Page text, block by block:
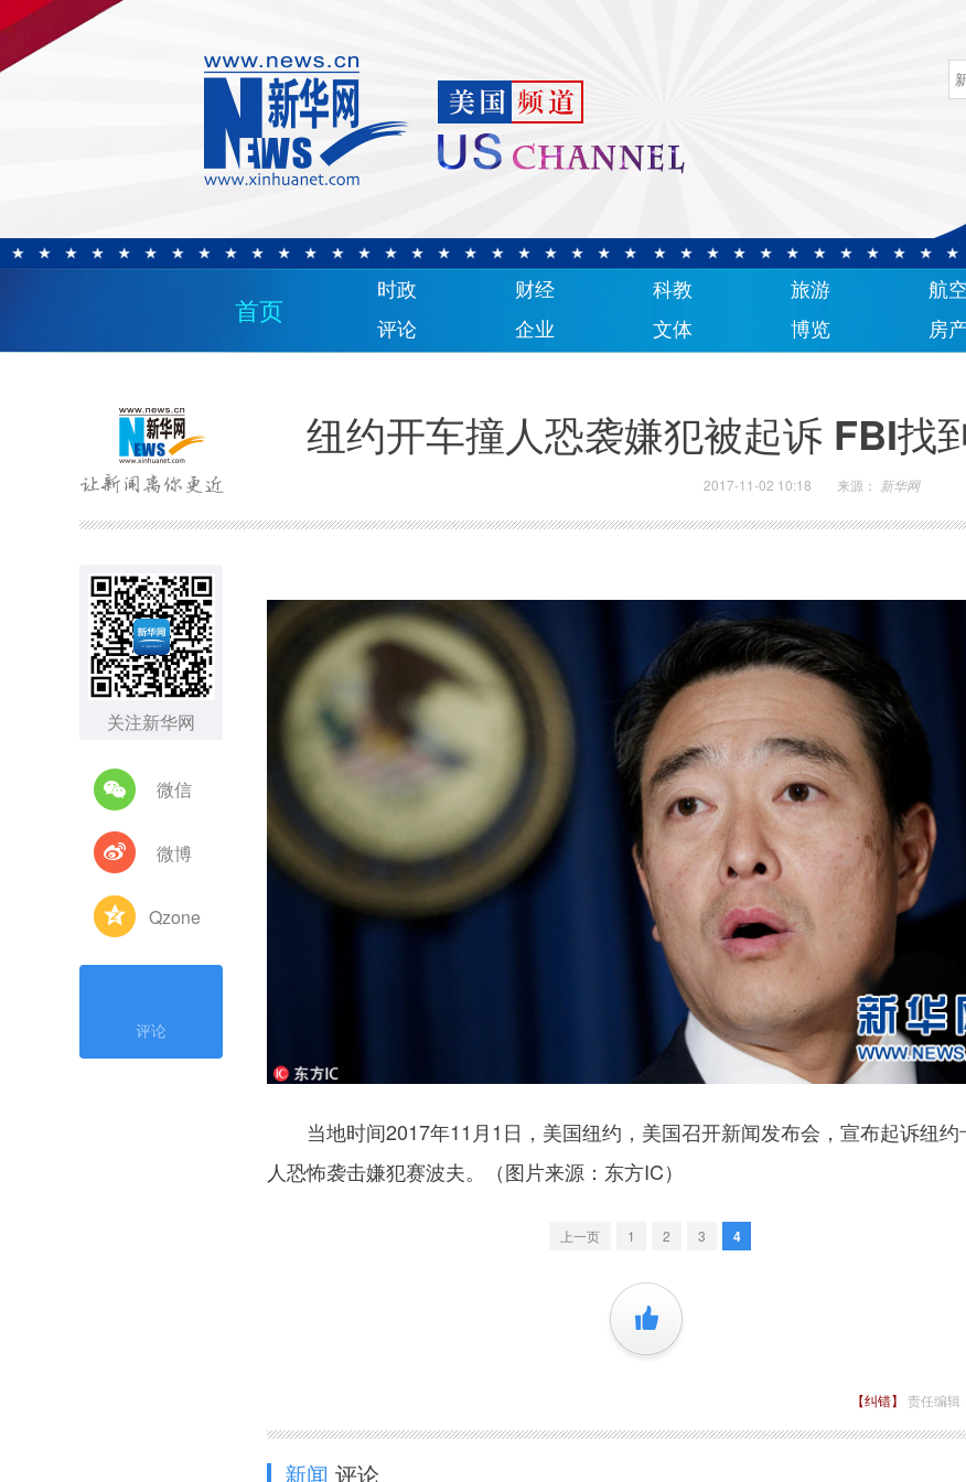
首页
时政 财经 科教 旅游 航空
评论
企业 文体 博览 房
纽约开车撞人恐袭嫌犯被起诉 FBI找
2017-11-02 10:18 来源： 新华网
关注新华网
微信
微博
Qzone
评论
当地时间2017年11月1日，美国纽约，美国召开新闻发布会，宣布起诉纽约
人恐怖袭击嫌犯赛波夫。（图片来源：东方IC）
上一页 1 2 3 4
+1
【纠错】 责任编辑
新闻 评论